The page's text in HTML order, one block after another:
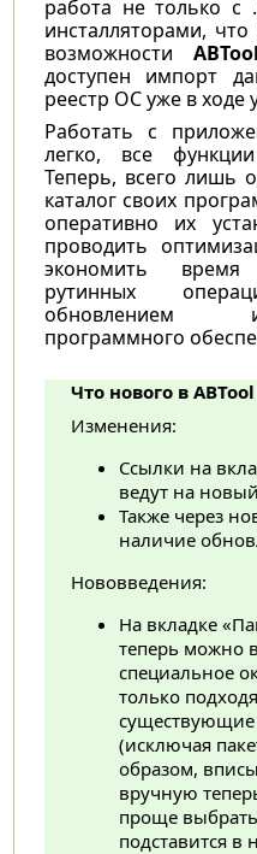
работа не только
инсталляторами,
возможностиABTool
доступен импорт
реестр ОС уже в ходе
Работать с
легко, все
Теперь, всего лишь
каталог своих
оперативно их
проводить
экономить
рутинных
обновлением
программного
Что нового в
Изменения:
Ссылки на
ведут на
Также через
наличие
Нововведения:
На вкладке
теперь можно
специальное
только
существующие
(исключая
образом,
вручную
проще
подставится в